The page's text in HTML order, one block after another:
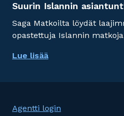
Suurin Islannin
Saga Matkoilta löydät
opastettuja Islannin
Lue lisää
Agentti login